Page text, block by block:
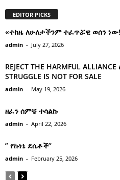
EDITOR PICKS
«ተከዜ ለሁለታችንም ተፈጥሯዊ ወሰን
admin - July 27, 2026
REJECT THE HARMFUL
STRUGGLE IS NOT FOR SALE
admin - May 19, 2026
ዘፈን ሰምቼ ተሳልኩ
admin - April 22, 2026
” የኩነኔ ደሴቶች’’
admin - February 25, 2026